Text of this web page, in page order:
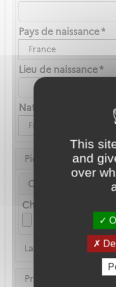
This
and
over
Pays de naissance *
France
Lieu de naissance *
Nationalité *
Française
Pièce d'identité
Carte Nationale
Choix du fichier
La copie du permis de
Privilèges Navigant